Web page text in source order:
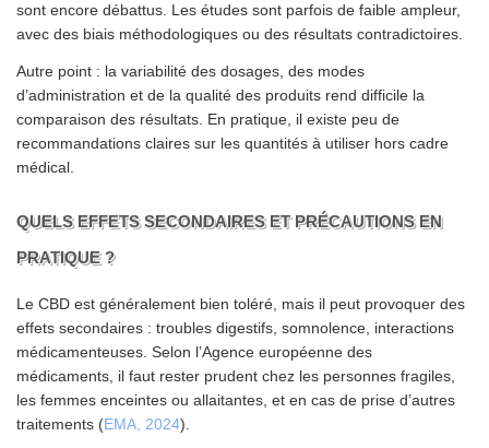
sont encore débattus. Les études sont parfois de faible ampleur,
avec des biais méthodologiques ou des résultats contradictoires.
Autre point : la variabilité des dosages, des modes
d’administration et de la qualité des produits rend difficile la
comparaison des résultats. En pratique, il existe peu de
recommandations claires sur les quantités à utiliser hors cadre
médical.
QUELS EFFETS SECONDAIRES ET PRÉCAUTIONS EN
PRATIQUE ?
Le CBD est généralement bien toléré, mais il peut provoquer des
effets secondaires : troubles digestifs, somnolence, interactions
médicamenteuses. Selon l’Agence européenne des
médicaments, il faut rester prudent chez les personnes fragiles,
les femmes enceintes ou allaitantes, et en cas de prise d’autres
traitements (EMA, 2024).